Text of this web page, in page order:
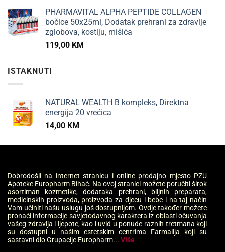
PHARMAVITAL ALPHA PEPTIDE COLLAGEN
bočice 50x25ml, Dodatak prehrani za zdravlje
zglobova, kostiju, mišića
119,00 KM
ISTAKNUTI
NATURAL WEALTH B kompleks, Direktna
energija 20 vrećica
14,00 KM
Dobrodošli na internet stranicu i online prodajno mjesto PZU
Apoteke Europharm Bihać. Na ovoj stranici možete poručiti širok
asortiman kozmetike, dodataka prehrani, biljnih preparata,
medicinskih proizvoda, proizvoda za djecu i bebe i na taj način
Vam učiniti našu uslugu još dostupnijom. Ovdje također možete
pronaći informacije savjetodavnog karaktera iz oblasti očuvanja
vašeg zdravlja i ljepote, kao i uvid u ponude raznih tretmana koji
su dostupni u našim estetskim centrima Farmalija koji su
sastavni dio Grupacije Europharm... Više